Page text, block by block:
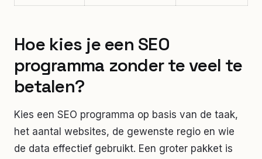
Hoe kies je een SEO
programma zonder te veel te
betalen?
Kies een SEO programma op basis van de taak,
het aantal websites, de gewenste regio en wie
de data effectief gebruikt. Een groter pakket is